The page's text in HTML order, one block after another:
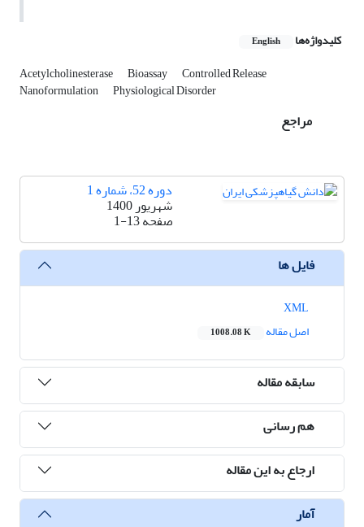
کلیدواژه‌ها English
Acetylcholinesterase Bioassay Controlled Release
Nanoformulation Physiological Disorder
مراجع
دوره 52، شماره 1
شهریور 1400
صفحه1-13
فایل ها
اصل مقاله
1008.08 K
سابقه مقاله
هم رسانی
ارجاع به این مقاله
آمار